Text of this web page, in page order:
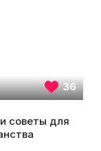
36
советы для